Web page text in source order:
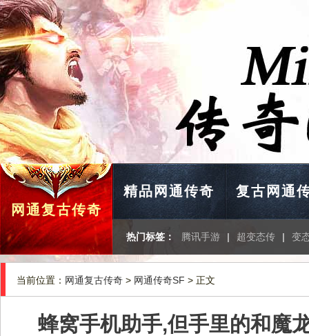
网通复古传奇
精品网通传奇 复古网通
热门标签： 腾讯手游 | 超变态传 | 变
当前位置： 网通复古传奇 > 网通传奇SF > 正文
蜂窝手机助手,但手里的和魔